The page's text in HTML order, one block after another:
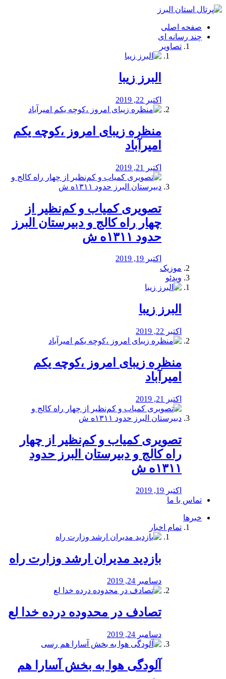
فصد
شرق
تهران
خشکشویی
صفحه اصلی
چند رسانه ای
تصاویر
البرز زیبا
اکتبر 22, 2019
منظره‌‌ زیبای امروز ،کوچه یکم
امیرآباد
اکتبر 21, 2019
️تصویری کمیاب و کم‌نظیر از
چهار راه كالج و دبيرستان البرز
حدود ۱۳۱۱ه ش
اکتبر 19, 2019
موزیک
ویدئو
البرز زیبا
اکتبر 22, 2019
منظره‌‌ زیبای امروز ،کوچه یکم
امیرآباد
اکتبر 21, 2019
️تصویری کمیاب و کم‌نظیر از چهار
راه كالج و دبيرستان البرز حدود
۱۳۱۱ه ش
اکتبر 19, 2019
تماس با ما
خبرها
تمام اخبار
بازدید مدیران ارشد وزارت راه
دسامبر 24, 2019
تصادف در محدوده درده خدا لع
دسامبر 24, 2019
آلودگی هوا به بخش آسارا هم